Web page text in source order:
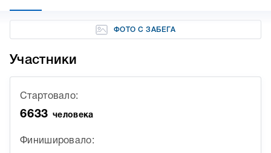
ФОТО С ЗАБЕГА
Участники
Стартовало:
6633 человека
Финишировало: